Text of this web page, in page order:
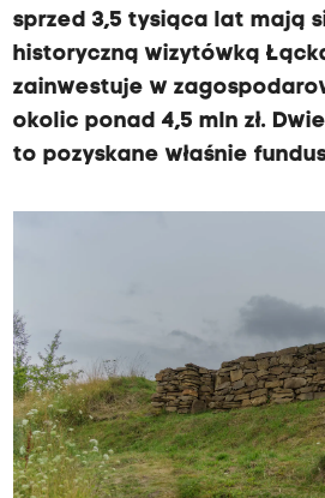
sprzed 3,5 tysiąca lat mają
historyczną wizytówką
zainwestuje w
okolic ponad 4,5 mln zł.
to pozyskane właśnie